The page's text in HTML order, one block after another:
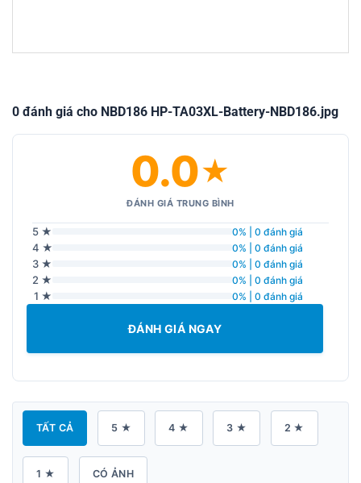
0 đánh giá cho NBD186 HP-TA03XL-Battery-NBD186.jpg
0.0★
ĐÁNH GIÁ TRUNG BÌNH
5 ★ 0% | 0 đánh giá
4 ★ 0% | 0 đánh giá
3 ★ 0% | 0 đánh giá
2 ★ 0% | 0 đánh giá
1 ★ 0% | 0 đánh giá
ĐÁNH GIÁ NGAY
TẤT CẢ 5 ★ 4 ★ 3 ★ 2 ★
1 ★ CÓ ẢNH